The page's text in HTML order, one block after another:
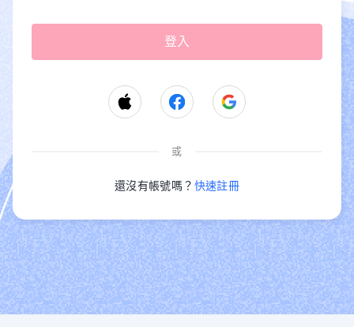
或
還沒有帳號嗎？ 快速註冊